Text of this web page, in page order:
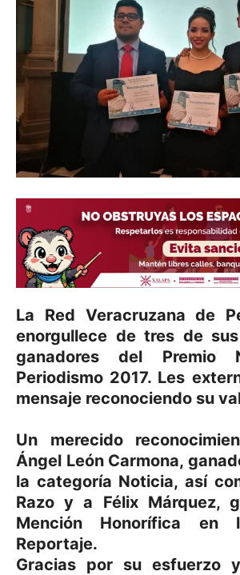
La Red Veracruzana de
enorgullece de tres de
ganadores del Premio
Periodismo 2017. Les
mensaje reconociendo su
Un merecido
Ángel León Carmona,
la categoría Noticia, así
Razo y a Félix Márquez,
Mención Honorífica en
Reportaje.
Gracias por su esfuerzo